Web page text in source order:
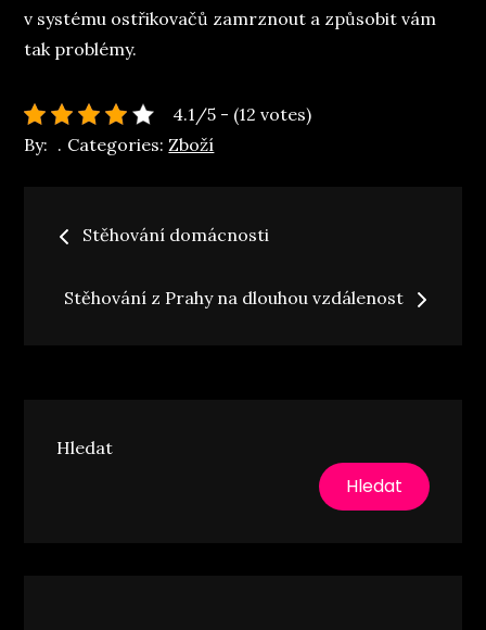
v systému ostřikovačů zamrznout a způsobit vám
tak problémy.
4.1/5 - (12 votes)
By:
Categories: Zboží
Navigace
pro
Stěhování domácnosti
Stěhování z Prahy na dlouhou vzdálenost
Hledat
Hledat